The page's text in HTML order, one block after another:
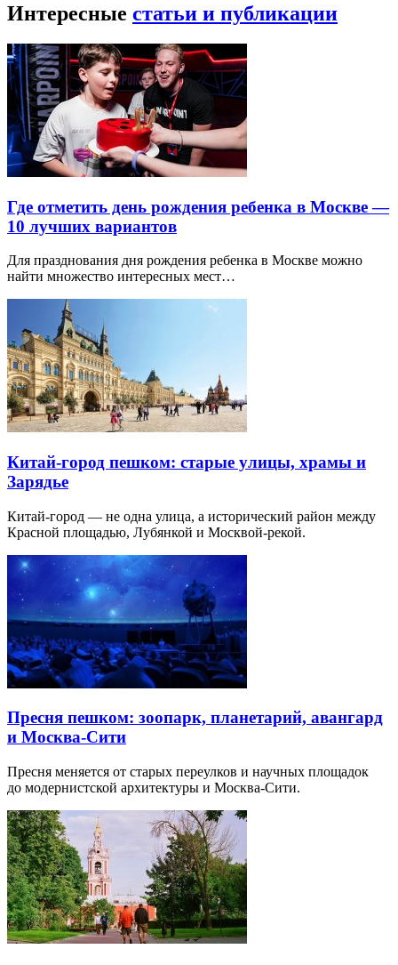
Интересные статьи и публикации
Где отметить день рождения ребенка в Москве —
10 лучших вариантов
Для празднования дня рождения ребенка в Москве можно
найти множество интересных мест…
Китай-город пешком: старые улицы, храмы и
Зарядье
Китай-город — не одна улица, а исторический район между
Красной площадью, Лубянкой и Москвой-рекой.
Пресня пешком: зоопарк, планетарий, авангард
и Москва-Сити
Пресня меняется от старых переулков и научных площадок
до модернистской архитектуры и Москва-Сити.